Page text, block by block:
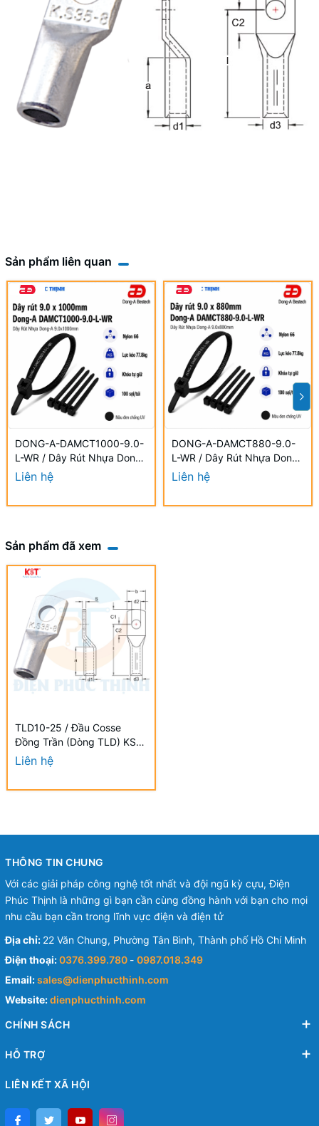
Sản phẩm liên quan
DONG-A-DAMCT1000-9.0-
L-WR / Dây Rút Nhựa Dong-
A 9.0×1000mm Chống UV
Liên hệ
DONG-A-DAMCT880-9.0-
L-WR / Dây Rút Nhựa Dong-
A 9.0×880mm Chống UV
Liên hệ
Sản phẩm đã xem
TLD10-25 / Đầu Cosse
Đồng Trần (Dòng TLD) KST
25 mm - NON-INSULATED
COPPER TUBULAR LUGS
Liên hệ
THÔNG TIN CHUNG
Với các giải pháp công nghệ tốt nhất và đội ngũ kỳ cựu, Điện
Phúc Thịnh là những gì bạn cần cùng đồng hành với bạn cho mọi
nhu cầu bạn cần trong lĩnh vực điện và điện tử
Địa chỉ: 22 Văn Chung, Phường Tân Bình, Thành phố Hồ Chí Minh
Điện thoại:0376.399.780 - 0987.018.349
Email:sales@dienphucthinh.com
Website:dienphucthinh.com
CHÍNH SÁCH
HỖ TRỢ
LIÊN KẾT XÃ HỘI